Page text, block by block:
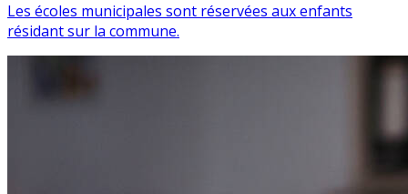
Les écoles municipales sont réservées aux enfants
résidant sur la commune.